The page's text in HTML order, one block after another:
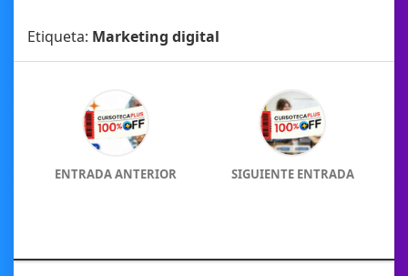
Etiqueta: Marketing digital
ENTRADA ANTERIOR SIGUIENTE ENTRADA